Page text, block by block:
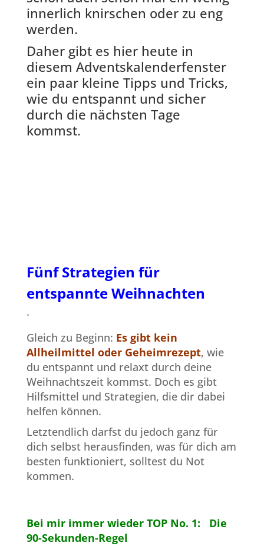
innerlich knirschen oder zu eng
werden.
Daher gibt es hier heute in
diesem Adventskalenderfenster
ein paar kleine Tipps und Tricks,
wie du entspannt und sicher
durch die nächsten Tage
kommst.
Fünf Strategien für
entspannte Weihnachten
.
Gleich zu Beginn: Es gibt kein
Allheilmittel oder Geheimrezept, wie
du entspannt und relaxt durch deine
Weihnachtszeit kommst. Doch es gibt
Hilfsmittel und Strategien, die dir dabei
helfen können.
Letztendlich darfst du jedoch ganz für
dich selbst herausfinden, was für dich am
besten funktioniert, solltest du Not
kommen.
Bei mir immer wieder TOP No. 1: Die
90-Sekunden-Regel